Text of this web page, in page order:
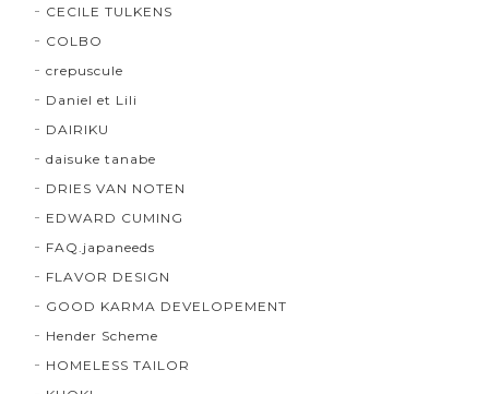
CECILE TULKENS
COLBO
crepuscule
Daniel et Lili
DAIRIKU
daisuke tanabe
DRIES VAN NOTEN
EDWARD CUMING
FAQ.japaneeds
FLAVOR DESIGN
GOOD KARMA DEVELOPEMENT
Hender Scheme
HOMELESS TAILOR